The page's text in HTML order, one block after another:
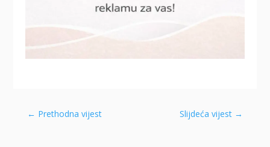
← Prethodna vijest Slijdeća vijest →